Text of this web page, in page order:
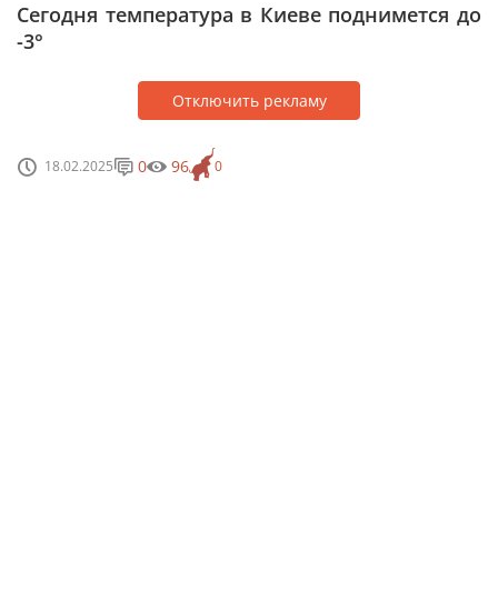
Сегодня температура в Киеве поднимется до
-3°
Отключить рекламу
18.02.2025 0
0 96